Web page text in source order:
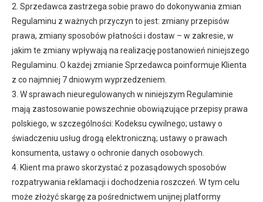
2. Sprzedawca zastrzega sobie prawo do dokonywania zmian
Regulaminu z ważnych przyczyn to jest: zmiany przepisów
prawa, zmiany sposobów płatności i dostaw – w zakresie, w
jakim te zmiany wpływają na realizację postanowień niniejszego
Regulaminu. O każdej zmianie Sprzedawca poinformuje Klienta
z co najmniej 7 dniowym wyprzedzeniem.
3. W sprawach nieuregulowanych w niniejszym Regulaminie
mają zastosowanie powszechnie obowiązujące przepisy prawa
polskiego, w szczególności: Kodeksu cywilnego; ustawy o
świadczeniu usług drogą elektroniczną; ustawy o prawach
konsumenta, ustawy o ochronie danych osobowych.
4. Klient ma prawo skorzystać z pozasądowych sposobów
rozpatrywania reklamacji i dochodzenia roszczeń. W tym celu
może złożyć skargę za pośrednictwem unijnej platformy